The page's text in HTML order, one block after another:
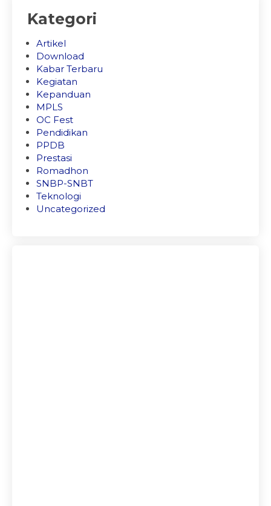
Kategori
Artikel
Download
Kabar Terbaru
Kegiatan
Kepanduan
MPLS
OC Fest
Pendidikan
PPDB
Prestasi
Romadhon
SNBP-SNBT
Teknologi
Uncategorized